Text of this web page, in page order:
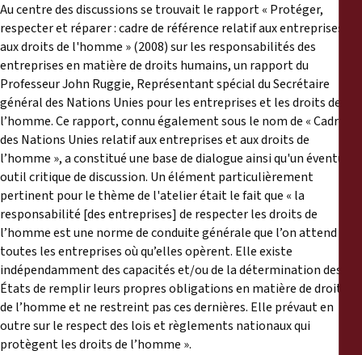
Au centre des discussions se trouvait le rapport « Protéger,
respecter et réparer : cadre de référence relatif aux entreprises et
aux droits de l'homme » (2008) sur les responsabilités des
entreprises en matière de droits humains, un rapport du
Professeur John Ruggie, Représentant spécial du Secrétaire
général des Nations Unies pour les entreprises et les droits de
l’homme. Ce rapport, connu également sous le nom de « Cadre
des Nations Unies relatif aux entreprises et aux droits de
l’homme », a constitué une base de dialogue ainsi qu'un éventuel
outil critique de discussion. Un élément particulièrement
pertinent pour le thème de l'atelier était le fait que « la
responsabilité [des entreprises] de respecter les droits de
l’homme est une norme de conduite générale que l’on attend de
toutes les entreprises où qu’elles opèrent. Elle existe
indépendamment des capacités et/ou de la détermination des
États de remplir leurs propres obligations en matière de droits
de l’homme et ne restreint pas ces dernières. Elle prévaut en
outre sur le respect des lois et règlements nationaux qui
protègent les droits de l’homme ».